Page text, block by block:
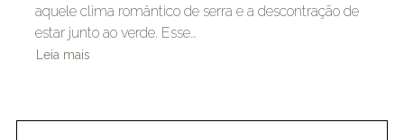
aquele clima romântico de serra e a descontração de
estar junto ao verde. Esse…
Leia mais